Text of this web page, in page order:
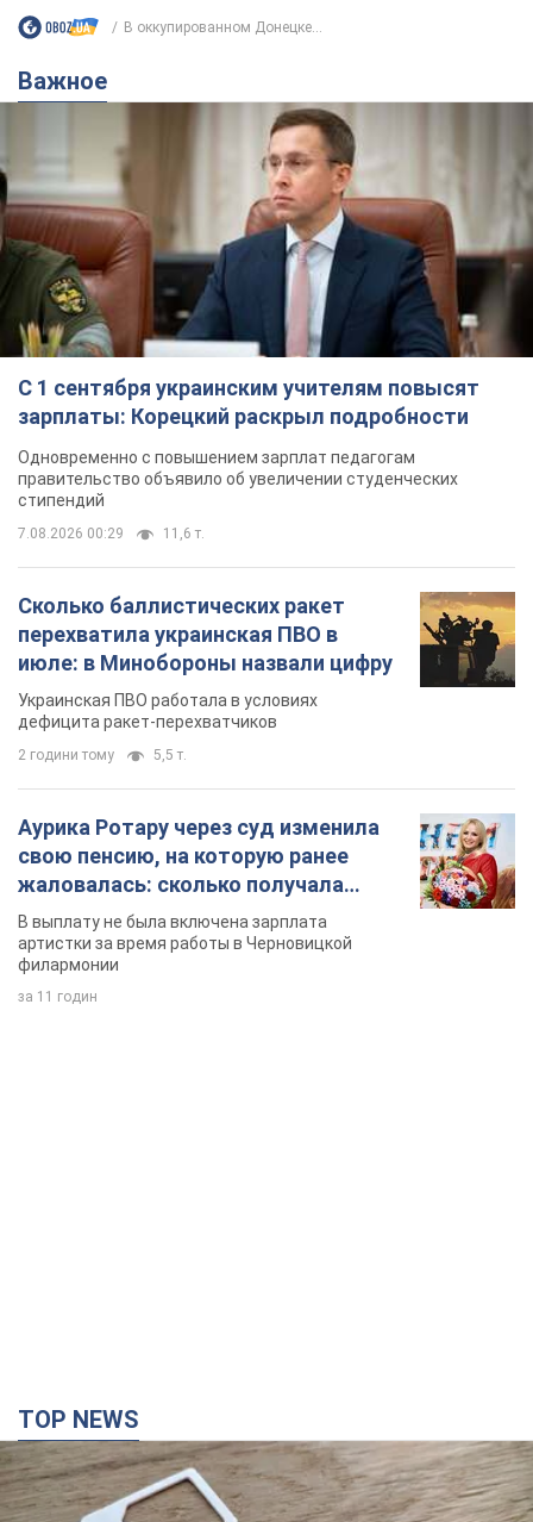
В оккупированном Донецке...
Важное
С 1 сентября украинским учителям повысят
зарплаты: Корецкий раскрыл подробности
Одновременно с повышением зарплат педагогам
правительство объявило об увеличении студенческих
стипендий
7.08.2026 00:29 11,6 т.
Сколько баллистических ракет
перехватила украинская ПВО в
июле: в Минобороны назвали цифру
Украинская ПВО работала в условиях
дефицита ракет-перехватчиков
2 години тому 5,5 т.
Аурика Ротару через суд изменила
свою пенсию, на которую ранее
жаловалась: сколько получала
певица
В выплату не была включена зарплата
артистки за время работы в Черновицкой
филармонии
за 11 годин
TOP NEWS